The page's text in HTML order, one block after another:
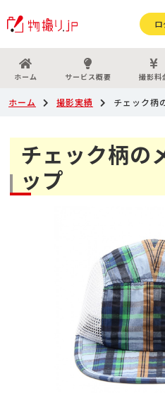
ホーム サービス概要 撮影料
ホーム 撮影実績 チェック柄
チェック柄の
ップ